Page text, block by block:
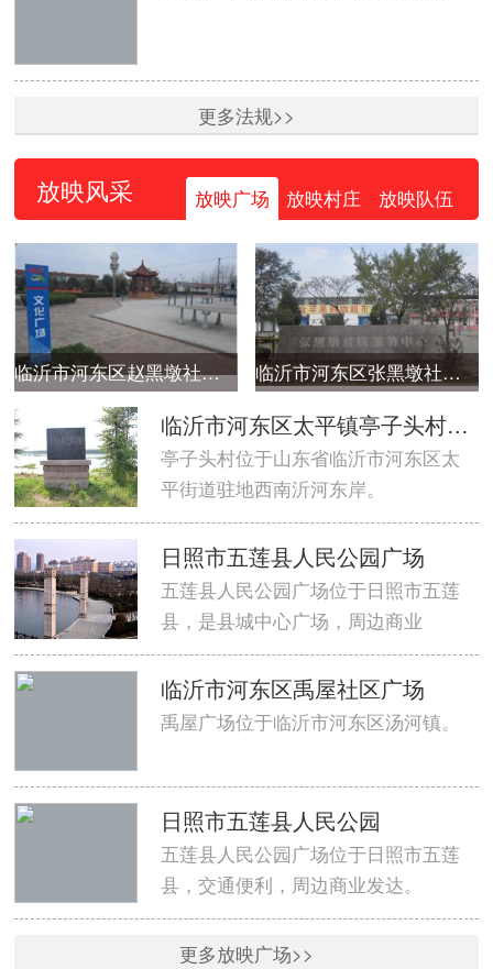
更多法规>>
放映风采 放映广场 放映村庄 放映队伍
临沂市河东区赵黑墩社区广场 临沂市河东区张黑墩社区广场
临沂市河东区太平镇亭子头村广场
亭子头村位于山东省临沂市河东区太
平街道驻地西南沂河东岸。
日照市五莲县人民公园广场
五莲县人民公园广场位于日照市五莲
县，是县城中心广场，周边商业
临沂市河东区禹屋社区广场
禹屋广场位于临沂市河东区汤河镇。
日照市五莲县人民公园
五莲县人民公园广场位于日照市五莲
县，交通便利，周边商业发达。
更多放映广场>>